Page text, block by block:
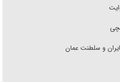
و سلطنت عمان